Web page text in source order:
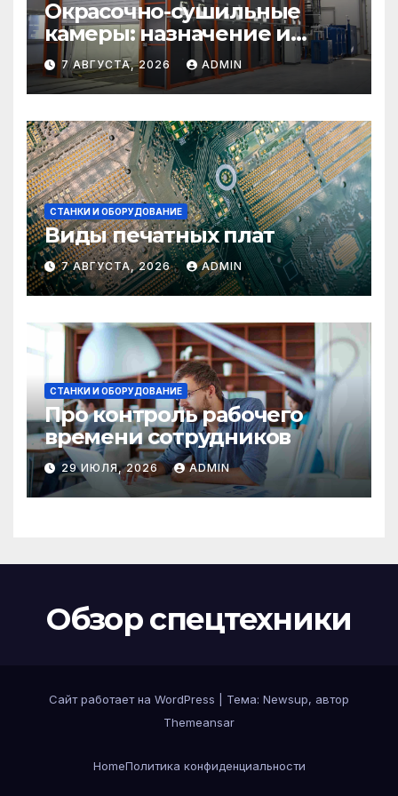
Окрасочно-сушильные
камеры: назначение и
области применения
7 АВГУСТА, 2026 ADMIN
СТАНКИ И ОБОРУДОВАНИЕ
Виды печатных плат
7 АВГУСТА, 2026 ADMIN
СТАНКИ И ОБОРУДОВАНИЕ
Про контроль рабочего
времени сотрудников
29 ИЮЛЯ, 2026 ADMIN
Обзор спецтехники
Сайт работает на WordPress
Тема: Newsup, автор
Themeansar
HomeПолитика конфиденциальности